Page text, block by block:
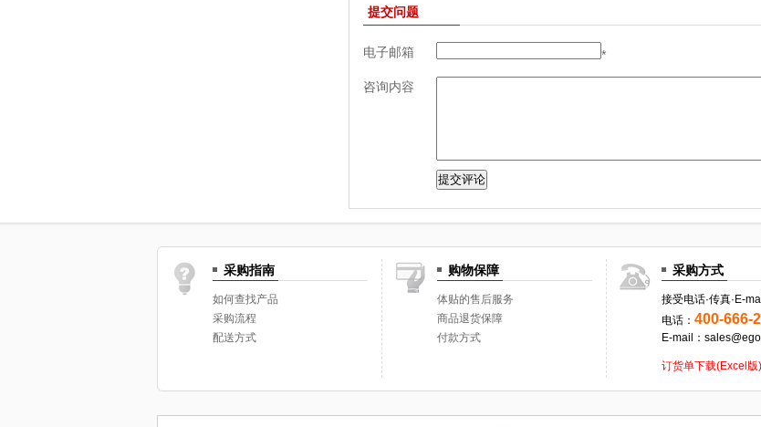
提交问题
电子邮箱 *
咨询内容
采购指南
如何查找产品
采购流程
配送方式
购物保障
体贴的售后服务
商品退货保障
付款方式
采购方式
接受电话·传真·E-
电话： 400-666-
E-mail：
订货单下载(Excel版)